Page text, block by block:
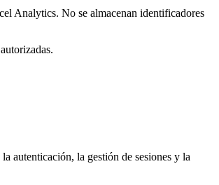
Analytics. No se almacenan identificadores
autenticación, la gestión de sesiones y la